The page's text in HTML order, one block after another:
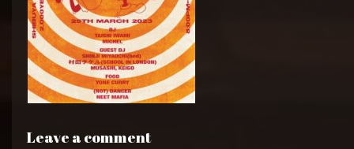
Leave a comment